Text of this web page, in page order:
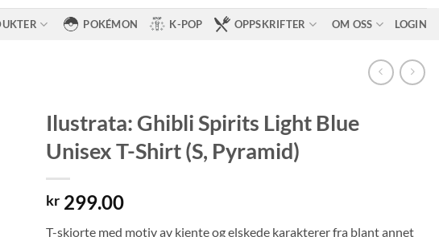
POKÉMON K-POP OPPSKRIFTER OM OSS LOGIN
Ilustrata: Ghibli Spirits Light Blue
Unisex T-Shirt (S, Pyramid)
kr299.00
T-skjorte med motiv av kjente og elskede karakterer fra blant annet